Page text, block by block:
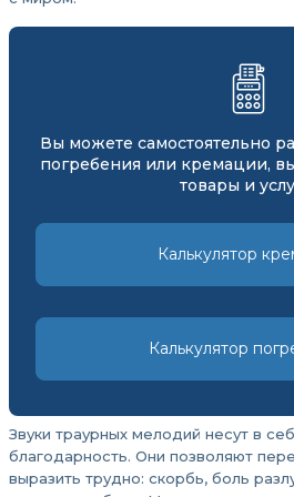
Вы можете самостоятельно
погребения или кремации,
товары и
Калькулятор
Калькулятор
Звуки траурных мелодий несут в
благодарность. Они позволяют
выразить трудно: скорбь, боль